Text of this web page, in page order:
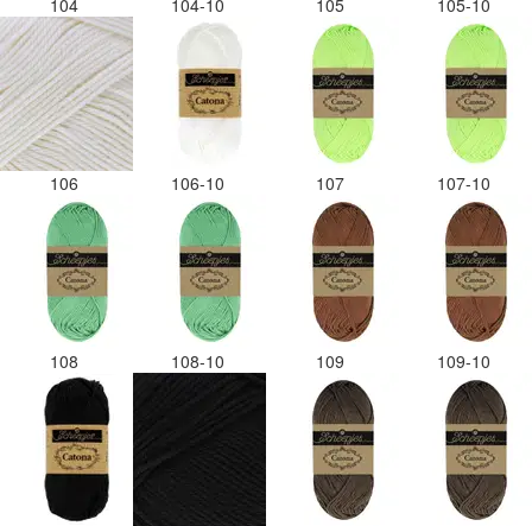
104 104-10 105 105-10
106 106-10 107 107-10
108 108-10 109 109-10